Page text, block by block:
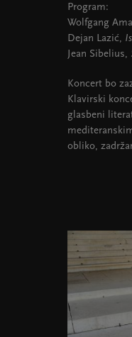
Program:
Wolfgang
Dejan Lazić,
Jean Sibelius,
Koncert bo
Klavirski
glasbeni
obliko,